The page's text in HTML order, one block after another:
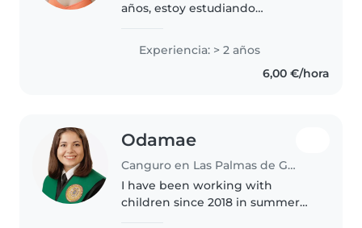
años, estoy estudiando
trabajar con niños y los adoro,
me estoy capacitando también
para cuidar a niños en situación..
Experiencia: > 2 años
6,00 €/hora
Odamae
Canguro en Las Palmas de Gran Canaria
I have been working with
children since 2018 in summer